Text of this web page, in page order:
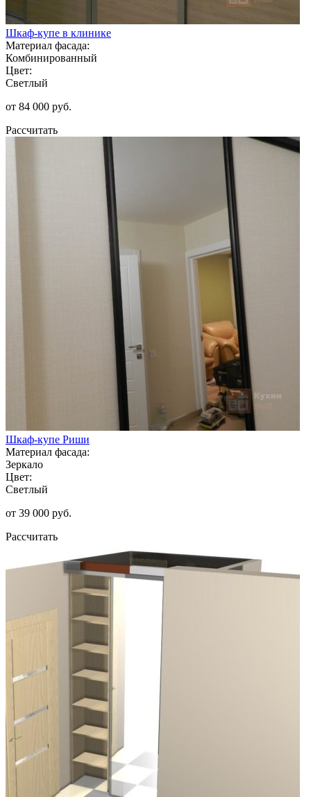
Шкаф-купе в клинике
Материал фасада:
Комбинированный
Цвет:
Светлый
от 84 000 руб.
Рассчитать
Шкаф-купе Риши
Материал фасада:
Зеркало
Цвет:
Светлый
от 39 000 руб.
Рассчитать